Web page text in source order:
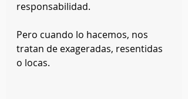
responsabilidad.
Pero cuando lo hacemos, nos
tratan de exageradas, resentidas
o locas.